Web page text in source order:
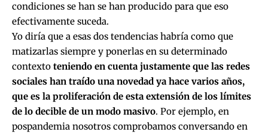
condiciones se han se han producido para que eso
efectivamente suceda.
Yo diría que a esas dos tendencias habría como que
matizarlas siempre y ponerlas en su determinado
contexto teniendo en cuenta justamente que las redes
sociales han traído una novedad ya hace varios años,
que es la proliferación de esta extensión de los límites
de lo decible de un modo masivo. Por ejemplo, en
pospandemia nosotros comprobamos conversando en